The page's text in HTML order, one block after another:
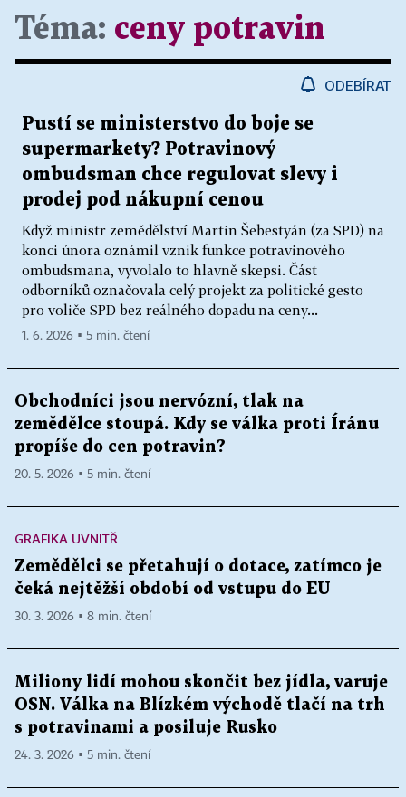
Téma: ceny potravin
ODEBÍRAT
Pustí se ministerstvo do boje se
supermarkety? Potravinový
ombudsman chce regulovat slevy i
prodej pod nákupní cenou
Když ministr zemědělství Martin Šebestyán (za SPD) na
konci února oznámil vznik funkce potravinového
ombudsmana, vyvolalo to hlavně skepsi. Část
odborníků označovala celý projekt za politické gesto
pro voliče SPD bez reálného dopadu na ceny...
1. 6. 2026 ▪ 5 min. čtení
Obchodníci jsou nervózní, tlak na
zemědělce stoupá. Kdy se válka proti Íránu
propíše do cen potravin?
20. 5. 2026 ▪ 5 min. čtení
GRAFIKA UVNITŘ
Zemědělci se přetahují o dotace, zatímco je
čeká nejtěžší období od vstupu do EU
30. 3. 2026 ▪ 8 min. čtení
Miliony lidí mohou skončit bez jídla, varuje
OSN. Válka na Blízkém východě tlačí na trh
s potravinami a posiluje Rusko
24. 3. 2026 ▪ 5 min. čtení